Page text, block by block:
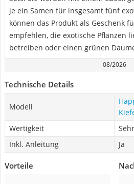
je ein Samen für insgesamt fünf
können das Produkt als Geschenk
empfehlen, die exotische Pflanzen
betreiben oder einen grünen
08/2026
Technische Details
Modell
Wertigkeit
Inkl. Anleitung
Ja
Vorteile